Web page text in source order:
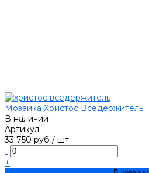
Мозаика Христос Вседержитель
В наличии
Артикул
33 750 руб / шт.
-
+